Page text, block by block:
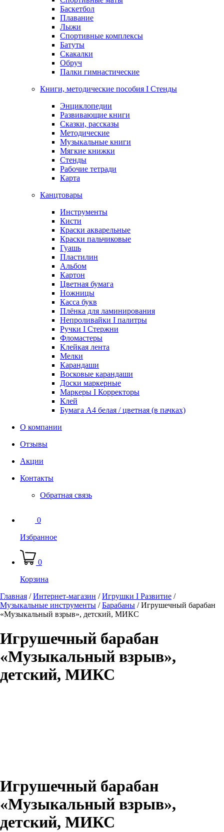
Баскетбол
Плавание
Лыжи
Спортивные комплексы
Батуты
Скакалки
Обруч
Палки гимнастические
Книги, методические пособия I Стенды
Энциклопедии
Развивающие книги
Сказки, рассказы
Методические
Музыкальные книги
Мягкие книжки
Стенды
Рабочие тетради
Карта
Канцтовары
Инструменты
Кисти
Краски акварельные
Краски пальчиковые
Гуашь
Пластилин
Альбом
Картон
Цветная бумага
Ножницы
Касса букв
Плёнка для ламинирования
Непроливайки I палитры
Ручки I Стержни
Фломастеры
Клейкая лента
Мелки
Карандаши
Восковые карандаши
Доски маркерные
Маркеры I Корректоры
Клей
Бумага А4 белая / цветная (в пачках)
О компании
Отзывы
Акции
Контакты
Обратная связь
0
Избранное
0
Корзина
Главная /Интернет-магазин /Игрушки I Развитие /
Музыкальные инструменты /Барабаны /Игрушечный барабан
«Музыкальный взрыв», детский, МИКС
Игрушечный барабан
«Музыкальный взрыв»,
детский, МИКС
Игрушечный барабан
«Музыкальный взрыв»,
детский, МИКС